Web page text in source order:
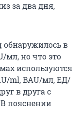
за два дня,
обнаружилось в
мл, но что это
используются
ml, BAU/мл, ЕД/
в друга с
пояснении